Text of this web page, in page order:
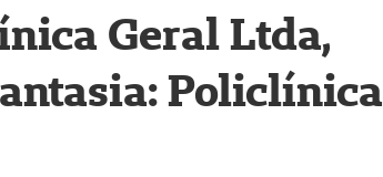
Geral Ltda,
Policlínica